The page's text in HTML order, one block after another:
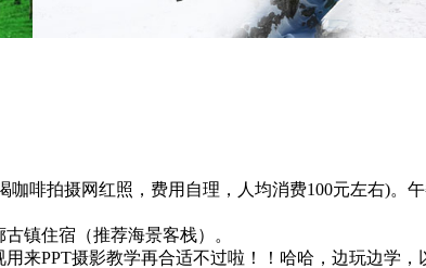
咖啡拍摄网红照，费用自理，人均消费100元左右)。
镇住宿（推荐海景客栈）。
PPT摄影教学再合适不过啦！！哈哈，边玩边学，